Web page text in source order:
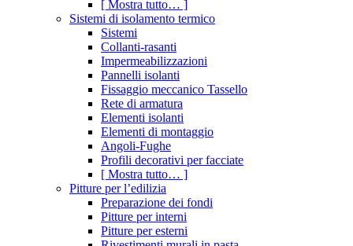
[ Mostra tutto… ]
Sistemi di isolamento termico
Sistemi
Collanti-rasanti
Impermeabilizzazioni
Pannelli isolanti
Fissaggio meccanico Tassello
Rete di armatura
Elementi isolanti
Elementi di montaggio
Angoli-Fughe
Profili decorativi per facciate
[ Mostra tutto… ]
Pitture per l’edilizia
Preparazione dei fondi
Pitture per interni
Pitture per esterni